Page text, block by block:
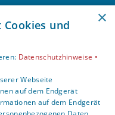
×
und
Datenschutzhinweise •
Webseite
auf dem Endgerät
auf dem Endgerät